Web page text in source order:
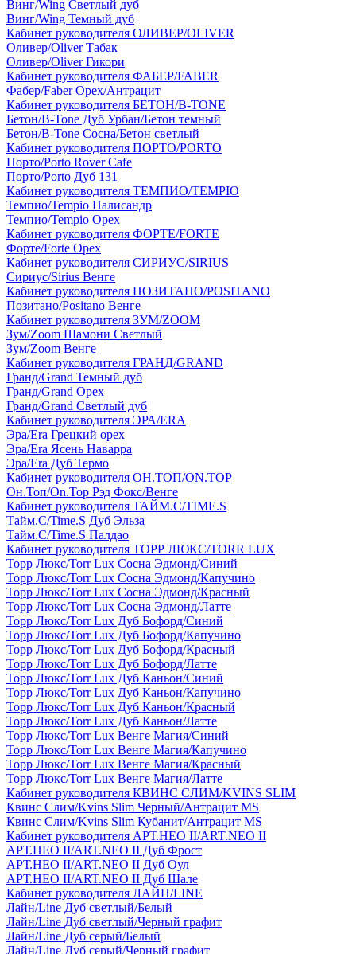
Винг/Wing Светлый дуб
Винг/Wing Темный дуб
Кабинет руководителя ОЛИВЕР/OLIVER
Оливер/Oliver Табак
Оливер/Oliver Гикори
Кабинет руководителя ФАБЕР/FABER
Фабер/Faber Орех/Антрацит
Кабинет руководителя БЕТОН/B-TONE
Бетон/B-Tone Дуб Урбан/Бетон темный
Бетон/B-Tone Сосна/Бетон светлый
Кабинет руководителя ПОРТО/PORTO
Порто/Porto Rover Cafe
Порто/Porto Дуб 131
Кабинет руководителя ТЕМПИО/TEMPIO
Темпио/Tempio Палисандр
Темпио/Tempio Орех
Кабинет руководителя ФОРТЕ/FORTE
Форте/Forte Орех
Кабинет руководителя СИРИУС/SIRIUS
Сириус/Sirius Венге
Кабинет руководителя ПОЗИТАНО/POSITANO
Позитано/Positano Венге
Кабинет руководителя ЗУМ/ZOOM
Зум/Zoom Шамони Светлый
Зум/Zoom Венге
Кабинет руководителя ГРАНД/GRAND
Гранд/Grand Темный дуб
Гранд/Grand Орех
Гранд/Grand Светлый дуб
Кабинет руководителя ЭРА/ERA
Эра/Era Грецкий орех
Эра/Era Ясень Наварра
Эра/Era Дуб Термо
Кабинет руководителя ОН.ТОП/ON.TOP
Он.Топ/On.Top Рэд Фокс/Венге
Кабинет руководителя ТАЙМ.С/TIME.S
Тайм.С/Time.S Дуб Эльза
Тайм.С/Time.S Палдао
Кабинет руководителя ТОРР ЛЮКС/TORR LUX
Торр Люкс/Torr Lux Сосна Эдмонд/Синий
Торр Люкс/Torr Lux Сосна Эдмонд/Капучино
Торр Люкс/Torr Lux Сосна Эдмонд/Красный
Торр Люкс/Torr Lux Сосна Эдмонд/Латте
Торр Люкс/Torr Lux Дуб Бофорд/Синий
Торр Люкс/Torr Lux Дуб Бофорд/Капучино
Торр Люкс/Torr Lux Дуб Бофорд/Красный
Торр Люкс/Torr Lux Дуб Бофорд/Латте
Торр Люкс/Torr Lux Дуб Каньон/Синий
Торр Люкс/Torr Lux Дуб Каньон/Капучино
Торр Люкс/Torr Lux Дуб Каньон/Красный
Торр Люкс/Torr Lux Дуб Каньон/Латте
Торр Люкс/Torr Lux Венге Магия/Синий
Торр Люкс/Torr Lux Венге Магия/Капучино
Торр Люкс/Torr Lux Венге Магия/Красный
Торр Люкс/Torr Lux Венге Магия/Латте
Кабинет руководителя КВИНС СЛИМ/KVINS SLIM
Квинс Слим/Kvins Slim Черный/Антрацит MS
Квинс Слим/Kvins Slim Кубанит/Антрацит MS
Кабинет руководителя АРТ.НЕО II/ART.NEO II
АРТ.НЕО II/ART.NEO II Дуб Фрост
АРТ.НЕО II/ART.NEO II Дуб Оул
АРТ.НЕО II/ART.NEO II Дуб Шале
Кабинет руководителя ЛАЙН/LINE
Лайн/Line Дуб светлый/Белый
Лайн/Line Дуб светлый/Черный графит
Лайн/Line Дуб серый/Белый
Лайн/Line Дуб серый/Черный графит